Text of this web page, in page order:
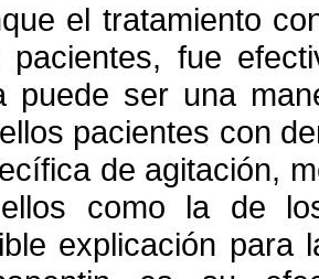
el tratamiento
pacientes, fue
puede ser una
pacientes con
de agitación,
como la de
explicación para